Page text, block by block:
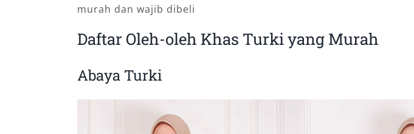
murah dan wajib dibeli
Daftar Oleh-oleh Khas Turki yang Murah
Abaya Turki